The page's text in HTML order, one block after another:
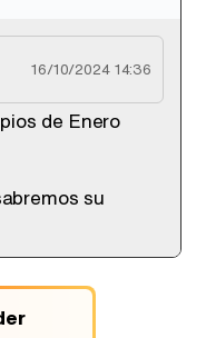
16/10/2024 14:36
de Enero
su